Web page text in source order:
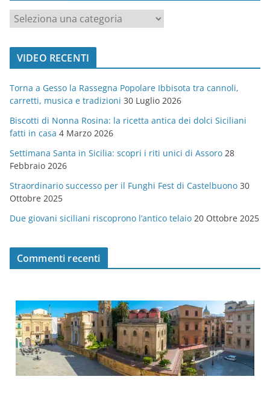
a
t
o
r
i
e
VIDEO RECENTI
Torna a Gesso la Rassegna Popolare Ibbisota tra cannoli,
carretti, musica e tradizioni 30 Luglio 2026
Biscotti di Nonna Rosina: la ricetta antica dei dolci Siciliani
fatti in casa 4 Marzo 2026
Settimana Santa in Sicilia: scopri i riti unici di Assoro 28
Febbraio 2026
Straordinario successo per il Funghi Fest di Castelbuono 30
Ottobre 2025
Due giovani siciliani riscoprono l’antico telaio 20 Ottobre 2025
Commenti recenti